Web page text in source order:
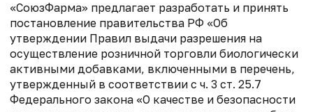
«СоюзФарма» предлагает разработать и принять
постановление правительства РФ «Об
утверждении Правил выдачи разрешения на
осуществление розничной торговли биологически
активными добавками, включенными в перечень,
утвержденный в соответствии с ч. 3 ст. 25.7
Федерального закона «О качестве и безопасности